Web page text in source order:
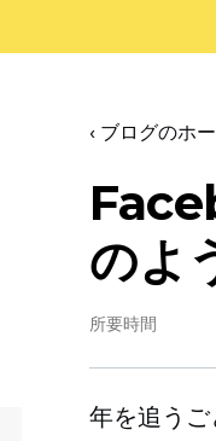
‹ ブログのホ
のよ
所要時間
年を追うご